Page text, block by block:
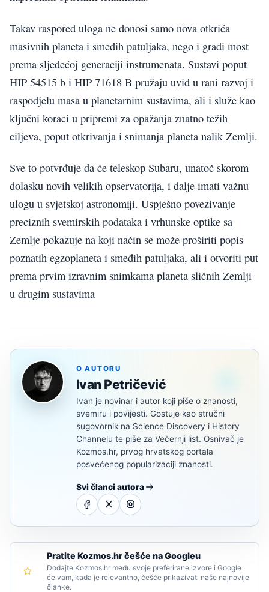
Takav raspored uloga ne donosi samo nova otkrića
masivnih planeta i smeđih patuljaka, nego i gradi most
prema sljedećoj generaciji instrumenata. Sustavi poput
HIP 54515 b i HIP 71618 B pružaju uvid u rani razvoj i
raspodjelu masa u planetarnim sustavima, ali i služe kao
ključni koraci u pripremi za opažanja znatno težih
ciljeva, poput otkrivanja i snimanja planeta nalik Zemlji.
Sve to potvrđuje da će teleskop Subaru, unatoč skorom
dolasku novih velikih opservatorija, i dalje imati važnu
ulogu u svjetskoj astronomiji. Uspješno povezivanje
preciznih svemirskih podataka i vrhunske optike sa
Zemlje pokazuje na koji način se može proširiti popis
poznatih egzoplaneta i smeđih patuljaka, ali i otvoriti put
prema prvim izravnim snimkama planeta sličnih Zemlji
u drugim sustavima
O AUTORU
Ivan Petričević
Ivan je novinar i autor koji piše o znanosti,
svemiru i povijesti. Gostuje kao stručni
sugovornik na Science Discovery i History
Channelu te piše za Večernji list. Osnivač je
Kozmos.hr, prvog hrvatskog portala
posvećenog popularizaciji znanosti.
Svi članci autora
Pratite Kozmos.hr češće na Googleu
Dodajte Kozmos.hr među svoje preferirane izvore i Google
će vam, kada je relevantno, češće prikazivati naše najnovije
članke.